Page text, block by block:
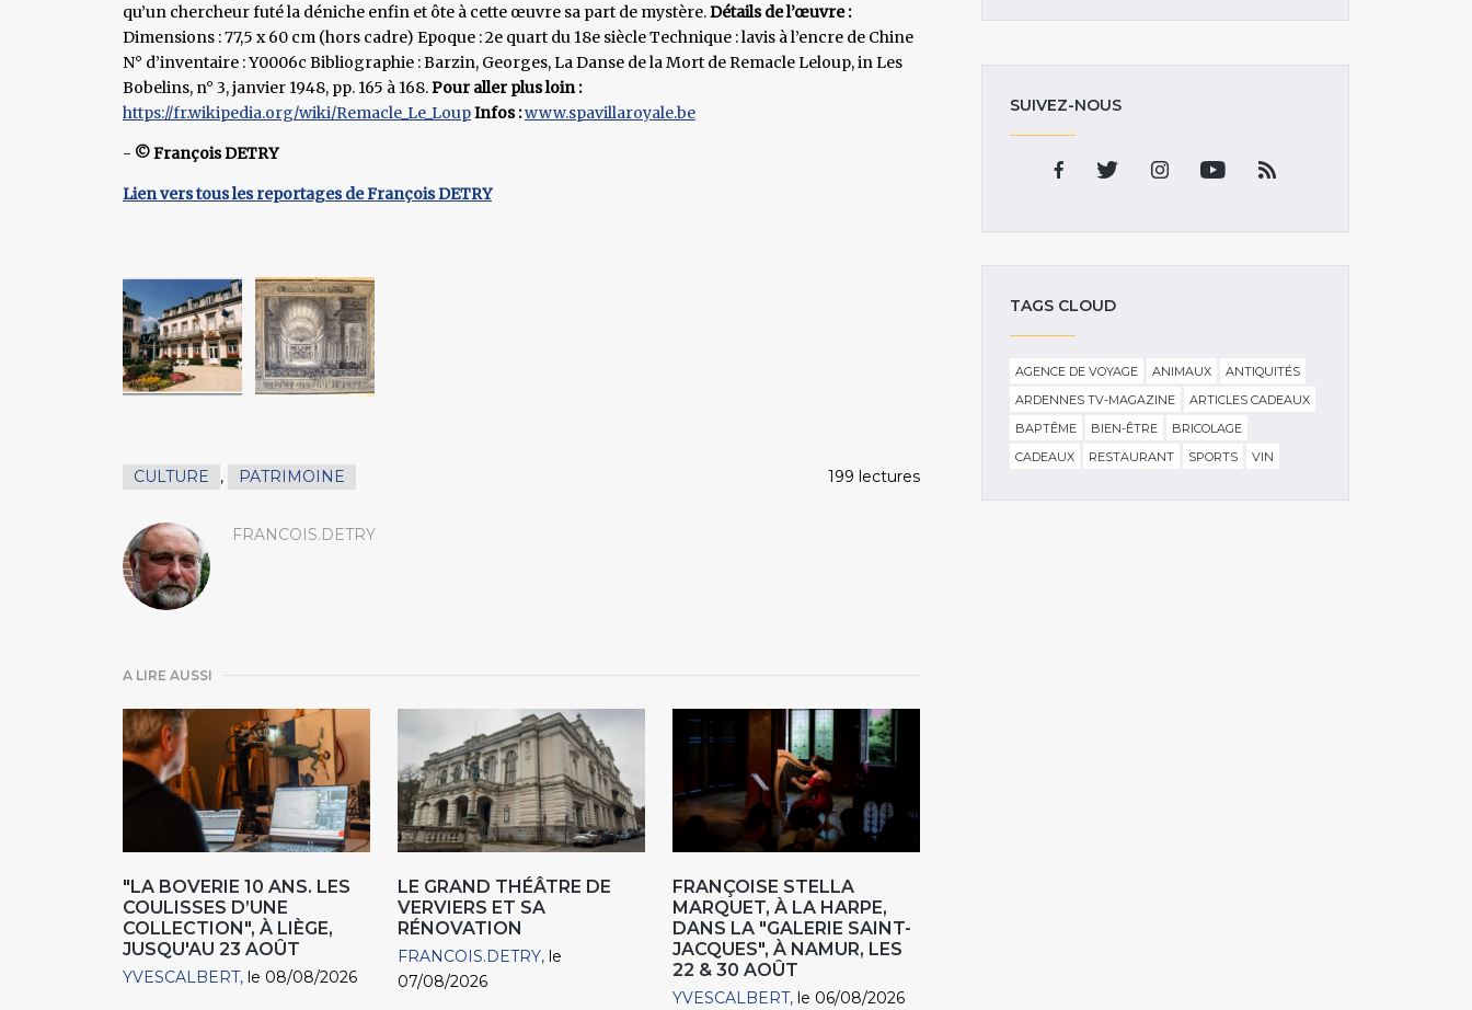
qu’un chercheur futé la déniche enfin et ôte à cette œuvre sa part de mystère.Détails de l’œuvre :
Dimensions : 77,5 x 60 cm (hors cadre) Epoque : 2e quart du 18e siècle Technique : lavis à l’encre de Chine
N° d’inventaire : Y0006c Bibliographie : Barzin, Georges, La Danse de la Mort de Remacle Leloup, in Les
Bobelins, n° 3, janvier 1948, pp. 165 à 168.Pour aller plus loin :
https://fr.wikipedia.org/wiki/Remacle_Le_LoupInfos :www.spavillaroyale.be
- © François DETRY
Lien vers tous les reportages de François DETRY
CULTURE , PATRIMOINE 199 lectures
FRANCOIS.DETRY
A LIRE AUSSI
"LA BOVERIE 10 ANS. LES
COULISSES D’UNE
COLLECTION", À LIÈGE,
JUSQU'AU 23 AOÛT
YVESCALBERT le 08/08/2026
LE GRAND THÉÂTRE DE
VERVIERS ET SA
RÉNOVATION
FRANCOIS.DETRY le
07/08/2026
FRANÇOISE STELLA
MARQUET, À LA HARPE,
DANS LA "GALERIE SAINT-
JACQUES", À NAMUR, LES
22 & 30 AOÛT
YVESCALBERT le 06/08/2026
SUIVEZ-NOUS
TAGS CLOUD
AGENCE DE VOYAGE ANIMAUX
ANTIQUITÉS
ARDENNES TV-MAGAZINE
ARTICLES CADEAUX
BAPTÊME
BIEN-ÊTRE
BRICOLAGE
CADEAUX
RESTAURANT SPORTS VIN